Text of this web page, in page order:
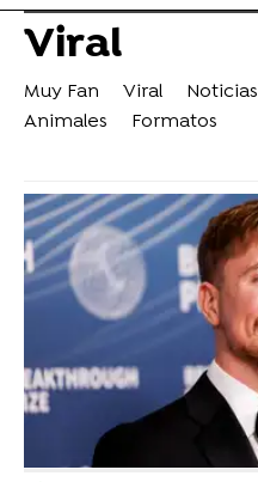
Viral
Muy Fan Viral Noticias
Animales
Formatos